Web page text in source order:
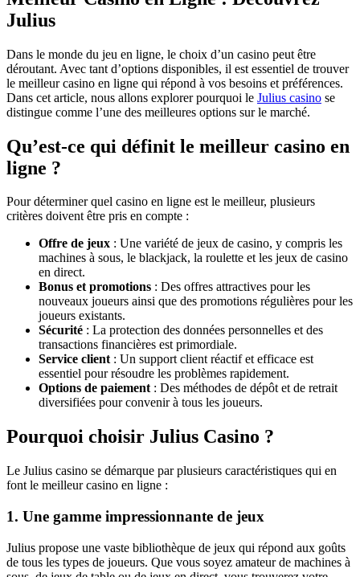
Julius
Dans le monde du jeu en ligne, le choix d’un casino peut être
déroutant. Avec tant d’options disponibles, il est essentiel de trouver
le meilleur casino en ligne qui répond à vos besoins et préférences.
Dans cet article, nous allons explorer pourquoi le Julius casino se
distingue comme l’une des meilleures options sur le marché.
Qu’est-ce qui définit le meilleur casino en
ligne ?
Pour déterminer quel casino en ligne est le meilleur, plusieurs
critères doivent être pris en compte :
Offre de jeux : Une variété de jeux de casino, y compris les
machines à sous, le blackjack, la roulette et les jeux de casino
en direct.
Bonus et promotions : Des offres attractives pour les
nouveaux joueurs ainsi que des promotions régulières pour les
joueurs existants.
Sécurité : La protection des données personnelles et des
transactions financières est primordiale.
Service client: Un support client réactif et efficace est
essentiel pour résoudre les problèmes rapidement.
Options de paiement: Des méthodes de dépôt et de retrait
diversifiées pour convenir à tous les joueurs.
Pourquoi choisir Julius Casino ?
Le Julius casino se démarque par plusieurs caractéristiques qui en
font le meilleur casino en ligne :
1. Une gamme impressionnante de jeux
Julius propose une vaste bibliothèque de jeux qui répond aux goûts
de tous les types de joueurs. Que vous soyez amateur de machines à